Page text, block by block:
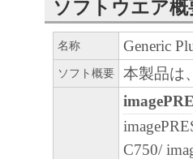
キヤノン、キヤノ
理店および販売店
客様による「本ソ
よび「本ソフトウ
正あるいはサポ
負うものではあり
ソフトウエア概
名称 Generic
ソフト概要 本製品は
C750/